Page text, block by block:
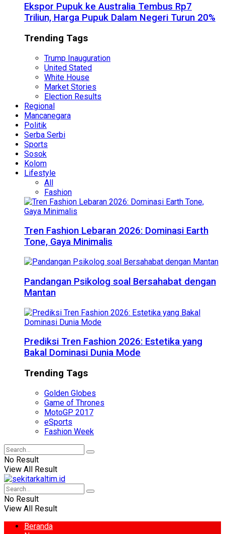
Ekspor Pupuk ke Australia Tembus Rp7
Triliun, Harga Pupuk Dalam Negeri Turun 20%
Trending Tags
Trump Inauguration
United Stated
White House
Market Stories
Election Results
Regional
Mancanegara
Politik
Serba Serbi
Sports
Sosok
Kolom
Lifestyle
All
Fashion
Tren Fashion Lebaran 2026: Dominasi Earth
Tone, Gaya Minimalis
Pandangan Psikolog soal Bersahabat dengan
Mantan
Prediksi Tren Fashion 2026: Estetika yang
Bakal Dominasi Dunia Mode
Trending Tags
Golden Globes
Game of Thrones
MotoGP 2017
eSports
Fashion Week
No Result
View All Result
No Result
View All Result
Beranda